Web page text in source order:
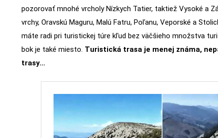
pozorovať mnohé vrcholy Nízkych Tatier, taktiež Vysoké a
vrchy, Oravskú Maguru, Malú Fatru, Poľanu, Veporské a
máte radi pri turistickej túre kľud bez väčšieho množstva
bok je také miesto. Turistická trasa je menej známa,
trasy…